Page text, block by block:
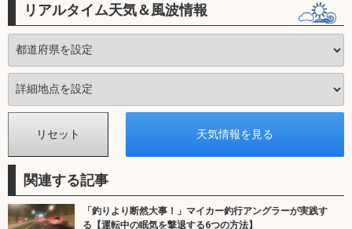
リアルタイム天気＆風波情報
関連する記事
「釣りより断然大事！」マイカー釣行アングラーが実践す
る【運転中の眠気を撃退する6つの方法】